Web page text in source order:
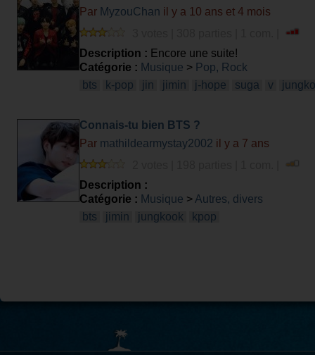
Par MyzouChan il y a 10 ans et 4 mois
Description : Encore une suite!
Catégorie : Musique > Pop, Rock
bts
k-pop jin jimin j-hope suga v
Connais-tu bien BTS ?
Par mathildearmystay2002 il y a 7 ans
Description :
Catégorie : Musique > Autres, divers
bts
jimin jungkook kpop